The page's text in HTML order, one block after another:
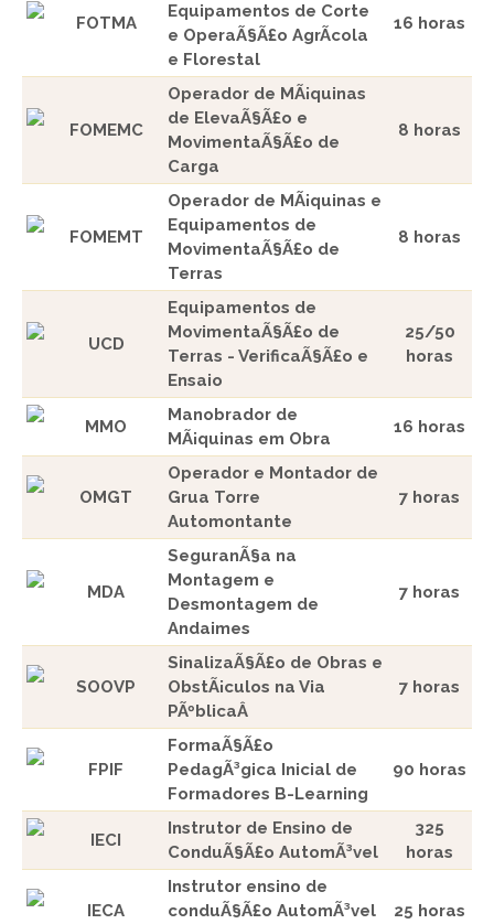
FOTMA
Equipamentos de Corte
e OperaÃ§Ã£o AgrÃ­cola
e Florestal
16 horas
FOMEMC
Operador de MÃ¡quinas
de ElevaÃ§Ã£o e
MovimentaÃ§Ã£o de
Carga
8 horas
FOMEMT
Operador de MÃ¡quinas e
Equipamentos de
MovimentaÃ§Ã£o de
Terras
8 horas
UCD
Equipamentos de
MovimentaÃ§Ã£o de
Terras - VerificaÃ§Ã£o e
Ensaio
25/50
horas
MMO
Manobrador de
MÃ¡quinas em Obra
16 horas
OMGT
Operador e Montador de
Grua Torre
Automontante
7 horas
MDA
SeguranÃ§a na
Montagem e
Desmontagem de
Andaimes
7 horas
SOOVP
SinalizaÃ§Ã£o de Obras e
ObstÃ¡culos na Via
PÃºblicaÂ
7 horas
FPIF
FormaÃ§Ã£o
PedagÃ³gica Inicial de
Formadores B-Learning
90 horas
IECI
Instrutor de Ensino de
ConduÃ§Ã£o AutomÃ³vel
325
horas
IECA
Instrutor ensino de
conduÃ§Ã£o AutomÃ³vel
25 horas